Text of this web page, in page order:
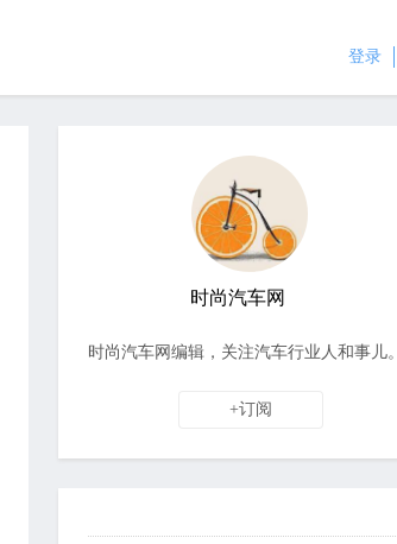
登录
时尚汽车网
时尚汽车网编辑，关注汽车行业人和事儿。
+订阅